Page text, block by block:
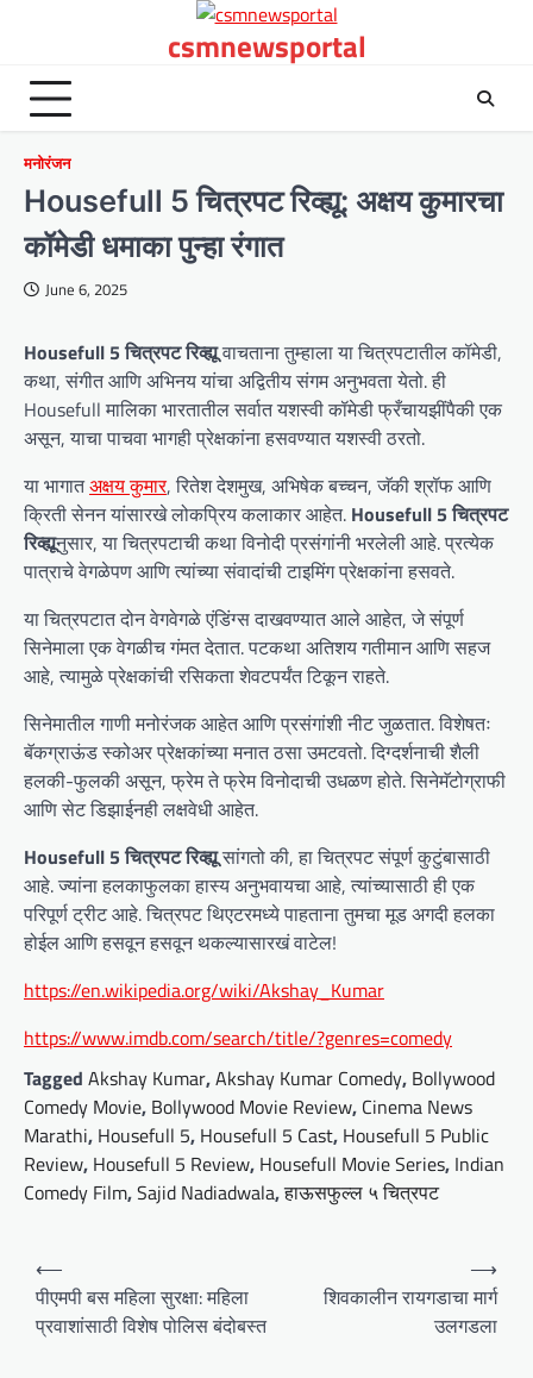
csmnewsportal
मनोरंजन
Housefull 5 चित्रपट रिव्ह्यू: अक्षय कुमारचा
कॉमेडी धमाका पुन्हा रंगात
June 6, 2025
Housefull 5 चित्रपट रिव्ह्यूवाचताना तुम्हाला या चित्रपटातील कॉमेडी,
कथा, संगीत आणि अभिनय यांचा अद्वितीय संगम अनुभवता येतो. ही
Housefull मालिका भारतातील सर्वात यशस्वी कॉमेडी फ्रँचायझींपैकी एक
असून, याचा पाचवा भागही प्रेक्षकांना हसवण्यात यशस्वी ठरतो.
या भागातअक्षय कुमार, रितेश देशमुख, अभिषेक बच्चन, जॅकी श्रॉफ आणि
क्रिती सेनन यांसारखे लोकप्रिय कलाकार आहेत. Housefull 5 चित्रपट
रिव्ह्यूनुसार, या चित्रपटाची कथा विनोदी प्रसंगांनी भरलेली आहे. प्रत्येक
पात्राचे वेगळेपण आणि त्यांच्या संवादांची टाइमिंग प्रेक्षकांना हसवते.
या चित्रपटात दोन वेगवेगळे एंडिंग्स दाखवण्यात आले आहेत, जे संपूर्ण
सिनेमाला एक वेगळीच गंमत देतात. पटकथा अतिशय गतीमान आणि सहज
आहे, त्यामुळे प्रेक्षकांची रसिकता शेवटपर्यंत टिकून राहते.
सिनेमातील गाणी मनोरंजक आहेत आणि प्रसंगांशी नीट जुळतात. विशेषतः
बॅकग्राऊंड स्कोअर प्रेक्षकांच्या मनात ठसा उमटवतो. दिग्दर्शनाची शैली
हलकी-फुलकी असून, फ्रेम ते फ्रेम विनोदाची उधळण होते. सिनेमॅटोग्राफी
आणि सेट डिझाईनही लक्षवेधी आहेत.
Housefull 5 चित्रपट रिव्ह्यूसांगतो की, हा चित्रपट संपूर्ण कुटुंबासाठी
आहे. ज्यांना हलकाफुलका हास्य अनुभवायचा आहे, त्यांच्यासाठी ही एक
परिपूर्ण ट्रीट आहे. चित्रपट थिएटरमध्ये पाहताना तुमचा मूड अगदी हलका
होईल आणि हसवून हसवून थकल्यासारखं वाटेल!
https://en.wikipedia.org/wiki/Akshay_Kumar
https://www.imdb.com/search/title/?genres=comedy
Tagged Akshay Kumar,Akshay Kumar Comedy, Bollywood
Comedy Movie, Bollywood Movie Review, Cinema News
Marathi, Housefull 5, Housefull 5 Cast, Housefull 5 Public
Review, Housefull 5 Review, Housefull Movie Series, Indian
Comedy Film,Sajid Nadiadwala,हाऊसफुल्ल ५ चित्रपट
o
⟵
पीएमपी बस महिला सुरक्षा: महिला
प्रवाशांसाठी विशेष पोलिस बंदोबस्त
शिवकालीन रायगडाचा मार्ग
उलगडला
⟶